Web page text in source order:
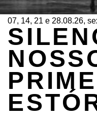
07, 14, 21 e 28.08.26,